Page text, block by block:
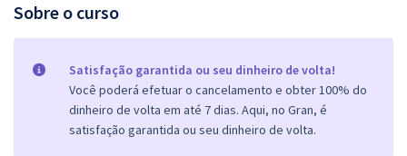
Sobre o curso
Satisfação garantida ou seu dinheiro de volta!
Você poderá efetuar o cancelamento e obter 100% do
dinheiro de volta em até 7 dias. Aqui, no Gran, é
satisfação garantida ou seu dinheiro de volta.